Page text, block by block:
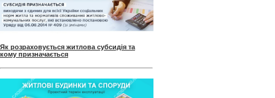
Як розраховується житлова субсидія та
кому призначається